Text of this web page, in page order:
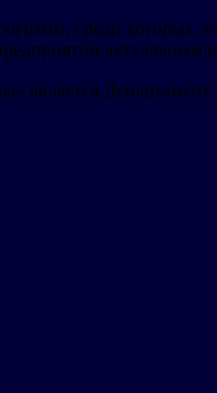
среди
является